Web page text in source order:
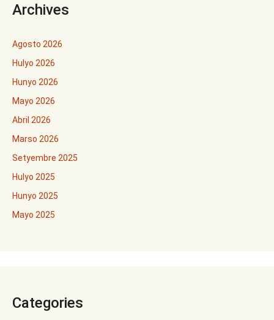
Archives
Agosto 2026
Hulyo 2026
Hunyo 2026
Mayo 2026
Abril 2026
Marso 2026
Setyembre 2025
Hulyo 2025
Hunyo 2025
Mayo 2025
Categories